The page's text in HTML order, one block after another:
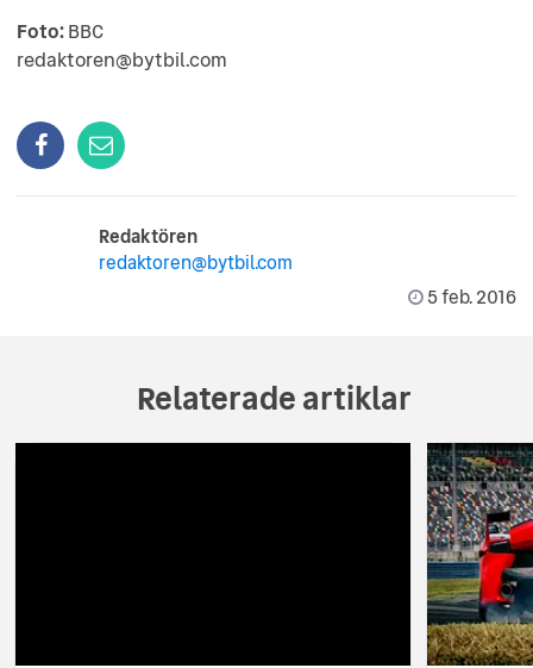
Foto:BBC
redaktoren@bytbil.com
Redaktören
redaktoren@bytbil.com
5 feb. 2016
Relaterade artiklar